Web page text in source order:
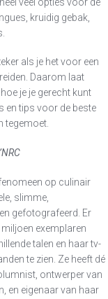
kruidig gebak,
als je het voor een
Daarom laat
je je gerecht kunt
en tips voor de beste
tegemoet.
NRC
op culinair
slimme,
gefotografeerd. Er
exemplaren
talen en haar tv-
te zien. Ze heeft dé
ontwerper van
en eigenaar van haar